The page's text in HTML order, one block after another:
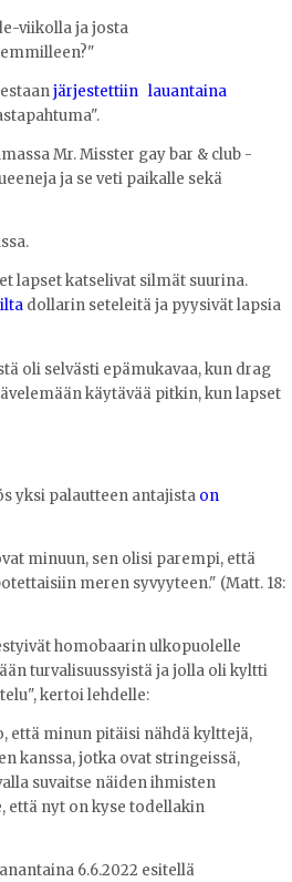
viikolla ja josta
järjestettiin lauantaina
Mr. Misster gay bar & club -
ja se veti paikalle sekä
lapset katselivat silmät suurina.
dollarin seteleitä ja pyysivät lapsia
oli selvästi epämukavaa, kun drag
käytävää pitkin, kun lapset
yksi palautteen antajista on
minuun, sen olisi parempi, että
meren syvyyteen." (Matt. 18:
homobaarin ulkopuolelle
turvalisuussyistä ja jolla oli kyltti
kertoi lehdelle:
että minun pitäisi nähdä kylttejä,
kanssa, jotka ovat stringeissä,
suvaitse näiden ihmisten
että nyt on kyse todellakin
6.6.2022 esitellä